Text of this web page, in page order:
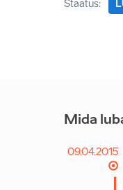
Staatus:
Mida
09.04.2015